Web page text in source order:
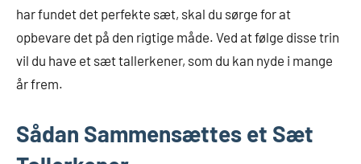
har fundet det perfekte sæt, skal du sørge for at
opbevare det på den rigtige måde. Ved at følge disse trin
vil du have et sæt tallerkener, som du kan nyde i mange
år frem.
Sådan Sammensættes et Sæt